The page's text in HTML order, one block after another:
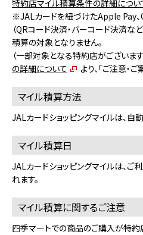
特約店マイル積算条件の詳細につい
※JALカードを紐づけたApple Pay、
（QRコード決済・バーコード決済な
積算の対象となりません。
（一部対象となる特約店がございま
の詳細について
より、「ご注意・
マイル積算方法
JALカードショッピングマイルは、自
マイル積算日
JALカードショッピングマイルは、
れます。
マイル積算に関するご注意
四季マートでの商品のご購入が特約